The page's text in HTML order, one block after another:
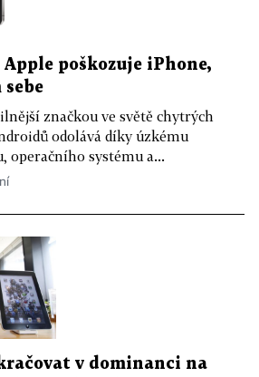
poškozuje iPhone,
značkou ve světě chytrých
odolává díky úzkému
operačního systému a...
v dominanci na